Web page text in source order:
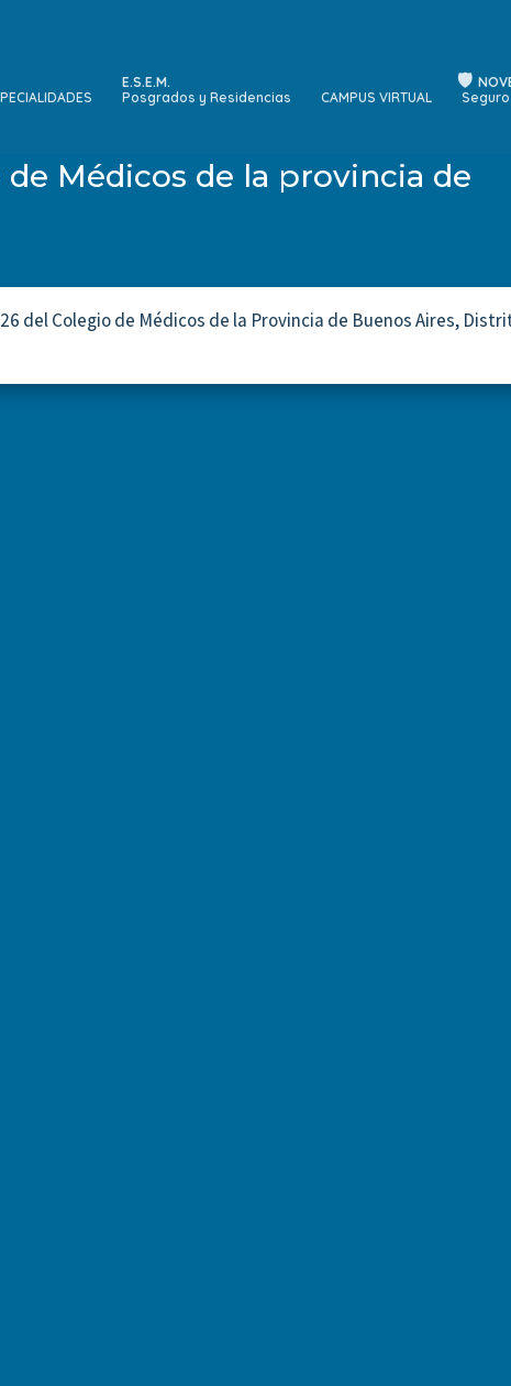
E.S.E.M.
Posgrados y Residencias
CAMPUS VIRTUAL
de Médicos de la provincia de
del Colegio de Médicos de la Provincia de Buenos Aires,